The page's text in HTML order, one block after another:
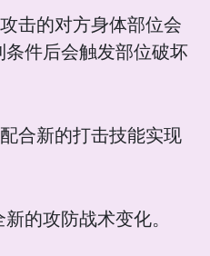
击的对方身体部位会
件后会触发部位破坏
合新的打击技能实现
的攻防战术变化。